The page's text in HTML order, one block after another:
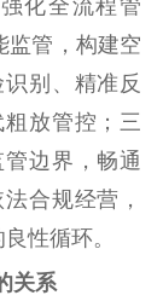
文明培育
全民国防教育
化全流程管
监管，构建空
别、精准反
放管控；三
边界，畅通
合规经营，
性循环。
关系